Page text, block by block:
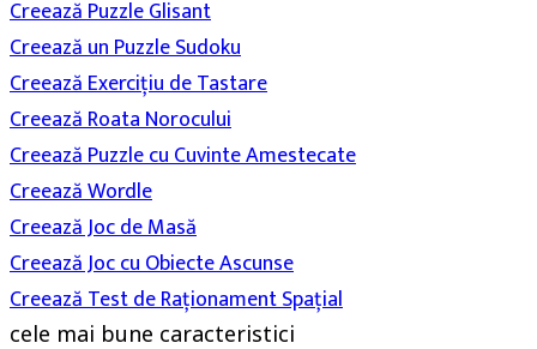
Creează Puzzle Glisant
Creează un Puzzle Sudoku
Creează Exercițiu de Tastare
Creează Roata Norocului
Creează Puzzle cu Cuvinte Amestecate
Creează Wordle
Creează Joc de Masă
Creează Joc cu Obiecte Ascunse
Creează Test de Raționament Spațial
cele mai bune caracteristici